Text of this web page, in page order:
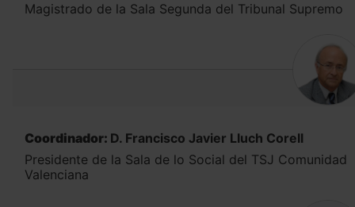
Magistrado de la Sala Segunda del Tribunal Supremo
Coordinador: D. Francisco Javier Lluch Corell
Presidente de la Sala de lo Social del TSJ Comunidad
Valenciana